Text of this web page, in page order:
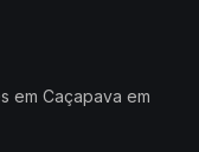
em Caçapava em